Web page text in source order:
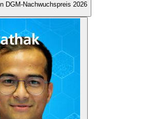
DGM-Nachwuchspreis 2026